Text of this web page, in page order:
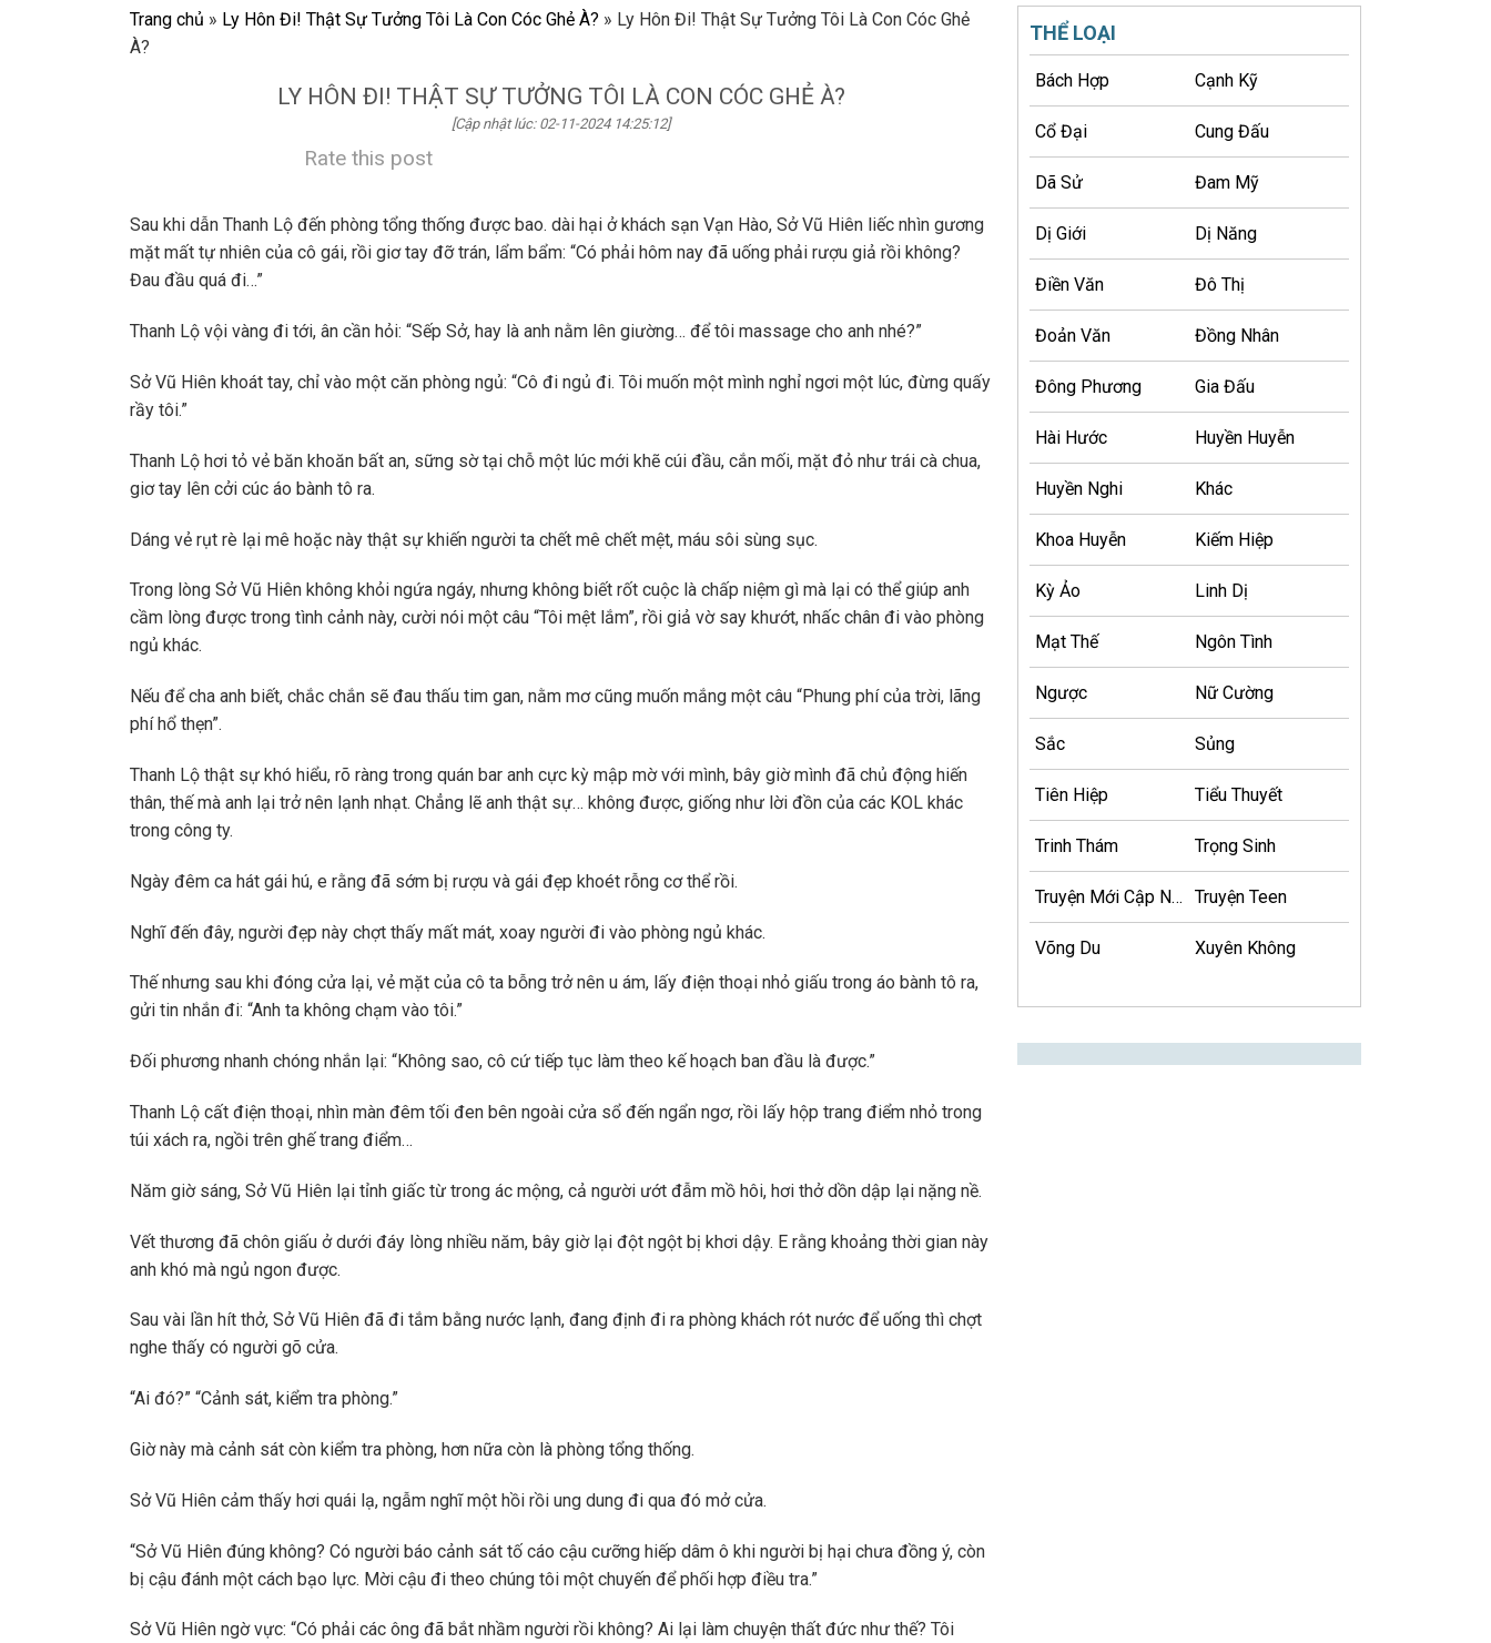
Trang chủ » Ly Hôn Đi! Thật Sự Tưởng Tôi Là Con Cóc Ghẻ À? » Ly Hôn Đi! Thật Sự Tưởng Tôi Là Con Cóc Ghẻ
À?
LY HÔN ĐI! THẬT SỰ TƯỞNG TÔI LÀ CON CÓC GHẺ À?
[Cập nhật lúc: 02-11-2024 14:25:12]
Rate this post
Sau khi dẫn Thanh Lộ đến phòng tổng thống được bao. dài hại ở khách sạn Vạn Hào, Sở Vũ Hiên liếc nhìn gương
mặt mất tự nhiên của cô gái, rồi giơ tay đỡ trán, lẩm bẩm: “Có phải hôm nay đã uống phải rượu giả rồi không?
Đau đầu quá đi…”
Thanh Lộ vội vàng đi tới, ân cần hỏi: “Sếp Sở, hay là anh nằm lên giường… để tôi massage cho anh nhé?”
Sở Vũ Hiên khoát tay, chỉ vào một căn phòng ngủ: “Cô đi ngủ đi. Tôi muốn một mình nghỉ ngơi một lúc, đừng quấy
rầy tôi.”
Thanh Lộ hơi tỏ vẻ băn khoăn bất an, sững sờ tại chỗ một lúc mới khẽ cúi đầu, cắn mối, mặt đỏ như trái cà chua,
giơ tay lên cởi cúc áo bành tô ra.
Dáng vẻ rụt rè lại mê hoặc này thật sự khiến người ta chết mê chết mệt, máu sôi sùng sục.
Trong lòng Sở Vũ Hiên không khỏi ngứa ngáy, nhưng không biết rốt cuộc là chấp niệm gì mà lại có thể giúp anh
cầm lòng được trong tình cảnh này, cười nói một câu “Tôi mệt lắm”, rồi giả vờ say khướt, nhấc chân đi vào phòng
ngủ khác.
Nếu để cha anh biết, chắc chắn sẽ đau thấu tim gan, nằm mơ cũng muốn mắng một câu “Phung phí của trời, lãng
phí hổ thẹn”.
Thanh Lộ thật sự khó hiểu, rõ ràng trong quán bar anh cực kỳ mập mờ với mình, bây giờ mình đã chủ động hiến
thân, thế mà anh lại trở nên lạnh nhạt. Chẳng lẽ anh thật sự… không được, giống như lời đồn của các KOL khác
trong công ty.
Ngày đêm ca hát gái hú, e rằng đã sớm bị rượu và gái đẹp khoét rỗng cơ thể rồi.
Nghĩ đến đây, người đẹp này chợt thấy mất mát, xoay người đi vào phòng ngủ khác.
Thế nhưng sau khi đóng cửa lại, vẻ mặt của cô ta bỗng trở nên u ám, lấy điện thoại nhỏ giấu trong áo bành tô ra,
gửi tin nhắn đi: “Anh ta không chạm vào tôi.”
Đối phương nhanh chóng nhắn lại: “Không sao, cô cứ tiếp tục làm theo kế hoạch ban đầu là được.”
Thanh Lộ cất điện thoại, nhìn màn đêm tối đen bên ngoài cửa sổ đến ngẩn ngơ, rồi lấy hộp trang điểm nhỏ trong
túi xách ra, ngồi trên ghế trang điểm…
Năm giờ sáng, Sở Vũ Hiên lại tỉnh giấc từ trong ác mộng, cả người ướt đẫm mồ hôi, hơi thở dồn dập lại nặng nề.
Vết thương đã chôn giấu ở dưới đáy lòng nhiều năm, bây giờ lại đột ngột bị khơi dậy. E rằng khoảng thời gian này
anh khó mà ngủ ngon được.
Sau vài lần hít thở, Sở Vũ Hiên đã đi tắm bằng nước lạnh, đang định đi ra phòng khách rót nước để uống thì chợt
nghe thấy có người gõ cửa.
“Ai đó?” “Cảnh sát, kiểm tra phòng.”
Giờ này mà cảnh sát còn kiểm tra phòng, hơn nữa còn là phòng tổng thống.
Sở Vũ Hiên cảm thấy hơi quái lạ, ngẫm nghĩ một hồi rồi ung dung đi qua đó mở cửa.
“Sở Vũ Hiên đúng không? Có người báo cảnh sát tố cáo cậu cưỡng hiếp dâm ô khi người bị hại chưa đồng ý, còn
bị cậu đánh một cách bạo lực. Mời cậu đi theo chúng tôi một chuyến để phối hợp điều tra.”
Sở Vũ Hiên ngờ vực: “Có phải các ông đã bắt nhầm người rồi không? Ai lại làm chuyện thất đức như thế? Tôi
THỂ LOẠI
Bách Hợp Cạnh Kỹ
Cổ Đại Cung Đấu
Dã Sử Đam Mỹ
Dị Giới Dị Năng
Điền Văn Đô Thị
Đoản Văn Đồng Nhân
Đông Phương Gia Đấu
Hài Hước Huyền Huyễn
Huyền Nghi Khác
Khoa Huyễn Kiếm Hiệp
Kỳ Ảo Linh Dị
Mạt Thế Ngôn Tình
Ngược Nữ Cường
Sắc Sủng
Tiên Hiệp Tiểu Thuyết
Trinh Thám Trọng Sinh
Truyện Mới Cập Nhật Truyện Teen
Võng Du Xuyên Không